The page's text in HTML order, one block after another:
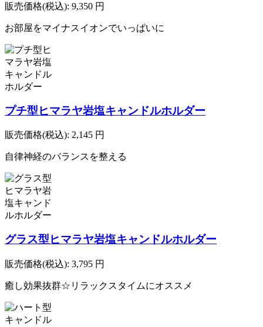
販売価格(税込): 9,350 円
お部屋をマイナスイオンでいっぱいに
プチ型ヒマラヤ岩塩キャンドルホルダー
販売価格(税込): 2,145 円
自律神経のバランスを整える
グラス型ヒマラヤ岩塩キャンドルホルダー
販売価格(税込): 3,795 円
癒し効果抜群☆リラックスタイムにオススメ